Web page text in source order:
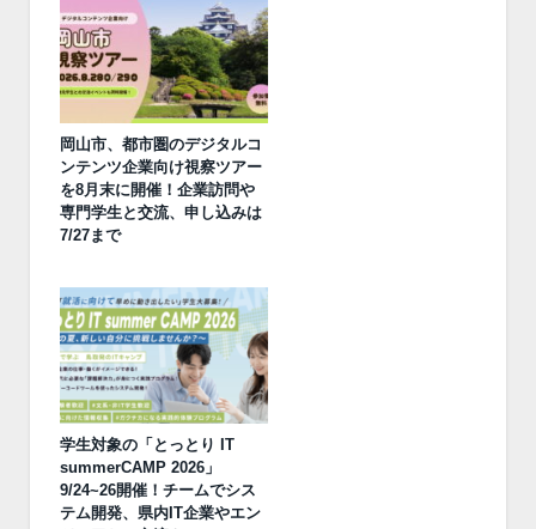
岡山市、都市圏のデジタルコ
ンテンツ企業向け視察ツアー
を8月末に開催！企業訪問や
専門学生と交流、申し込みは
7/27まで
学生対象の「とっとり IT
summerCAMP 2026」
9/24~26開催！チームでシス
テム開発、県内IT企業やエン